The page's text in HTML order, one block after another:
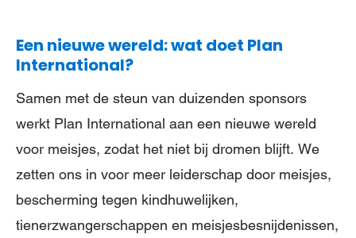
Een nieuwe wereld: wat doet Plan
International?
Samen met de steun van duizenden sponsors
werkt Plan International aan een nieuwe wereld
voor meisjes, zodat het niet bij dromen blijft. We
zetten ons in voor meer leiderschap door meisjes,
bescherming tegen kindhuwelijken,
tienerzwangerschappen en meisjesbesnijdenissen,